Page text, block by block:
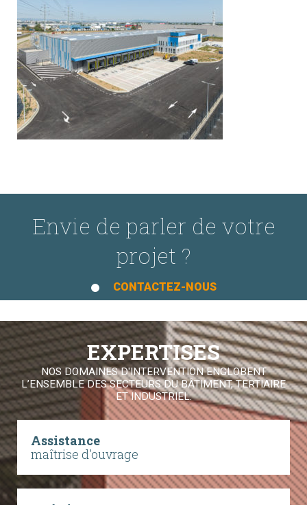
Envie de parler de votre
projet ?
CONTACTEZ-NOUS
EXPERTISES
NOS DOMAINES D'INTERVENTION ENGLOBENT
L’ENSEMBLE DES SECTEURS DU BÂTIMENT, TERTIAIRE
ET INDUSTRIEL.
Assistance
maîtrise d'ouvrage